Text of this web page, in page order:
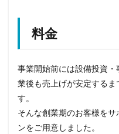
料金
事業開始前には設備投資
業後も売上げが安定する
す。
そんな創業期のお客様を
ンをご用意しました。